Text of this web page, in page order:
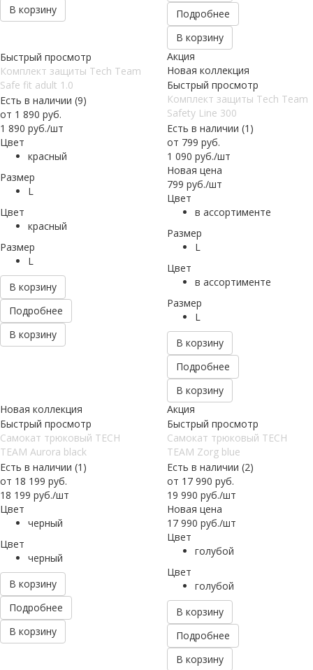
В корзину
Подробнее
В корзину
Быстрый просмотр
Комплект защиты Tech Team
Safe fit adult 1.0
Есть в наличии (9)
от 1 890 руб.
1 890 руб./шт
Цвет
красный
Размер
L
Цвет
красный
Размер
L
В корзину
Подробнее
В корзину
Акция
Новая коллекция
Быстрый просмотр
Комплект защиты Tech Team
Safety Line 300
Есть в наличии (1)
от 799 руб.
1 090 руб./шт
Новая цена
799 руб./шт
Цвет
в ассортименте
Размер
L
Цвет
в ассортименте
Размер
L
В корзину
Подробнее
В корзину
Новая коллекция
Быстрый просмотр
Самокат трюковый TECH
TEAM Aurora black
Есть в наличии (1)
от 18 199 руб.
18 199 руб./шт
Цвет
черный
Цвет
черный
В корзину
Подробнее
В корзину
Акция
Быстрый просмотр
Самокат трюковый TECH
TEAM Zorg blue
Есть в наличии (2)
от 17 990 руб.
19 990 руб./шт
Новая цена
17 990 руб./шт
Цвет
голубой
Цвет
голубой
В корзину
Подробнее
В корзину